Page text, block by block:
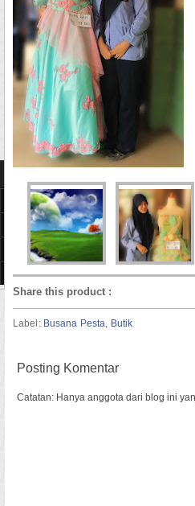
Share this product :
Label: Busana Pesta, Butik
Posting Komentar
Catatan: Hanya anggota dari blog ini